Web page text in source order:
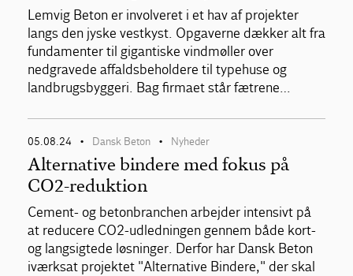
Lemvig Beton er involveret i et hav af projekter
langs den jyske vestkyst. Opgaverne dækker alt fra
fundamenter til gigantiske vindmøller over
nedgravede affaldsbeholdere til typehuse og
landbrugsbyggeri. Bag firmaet står fætrene…
05.08.24 • Dansk Beton • Nyheder
Alternative bindere med fokus på
CO2-reduktion
Cement- og betonbranchen arbejder intensivt på
at reducere CO2-udledningen gennem både kort-
og langsigtede løsninger. Derfor har Dansk Beton
iværksat projektet "Alternative Bindere," der skal